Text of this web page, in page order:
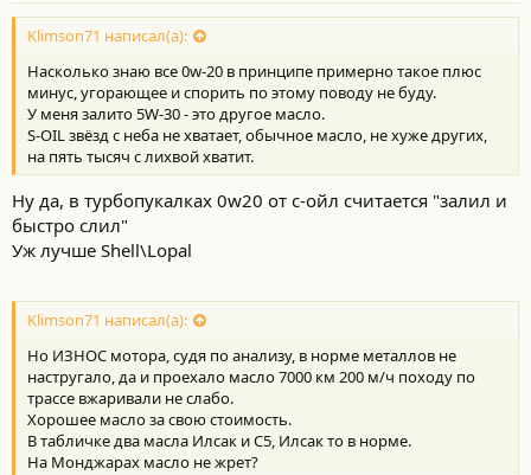
Klimson71 написал(а):
Насколько знаю все 0w-20 в принципе примерно такое плюс
минус, угорающее и спорить по этому поводу не буду.
У меня залито 5W-30 - это другое масло.
S-OIL звёзд с неба не хватает, обычное масло, не хуже других,
на пять тысяч с лихвой хватит.
Ну да, в турбопукалках 0w20 от с-ойл считается "залил и
быстро слил"
Уж лучше Shell\Lopal
Klimson71 написал(а):
Но ИЗНОС мотора, судя по анализу, в норме металлов не
настругало, да и проехало масло 7000 км 200 м/ч походу по
трассе вжаривали не слабо.
Хорошее масло за свою стоимость.
В табличке два масла Илсак и С5, Илсак то в норме.
На Монджарах масло не жрет?